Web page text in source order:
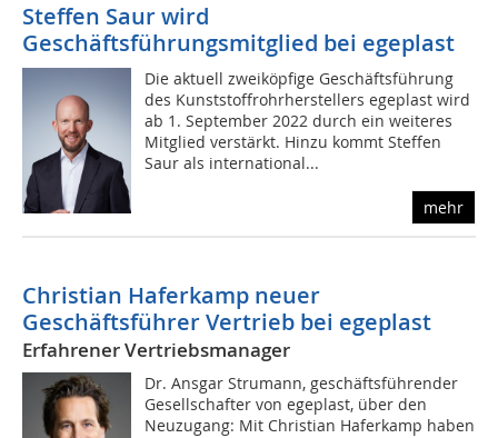
Steffen Saur wird
Geschäftsführungsmitglied bei egeplast
Die aktuell zweiköpfige Geschäftsführung
des Kunststoffrohrherstellers egeplast wird
ab 1. September 2022 durch ein weiteres
Mitglied verstärkt. Hinzu kommt Steffen
Saur als international...
mehr
Christian Haferkamp neuer
Geschäftsführer Vertrieb bei egeplast
Erfahrener Vertriebsmanager
Dr. Ansgar Strumann, geschäftsführender
Gesellschafter von egeplast, über den
Neuzugang: Mit Christian Haferkamp haben